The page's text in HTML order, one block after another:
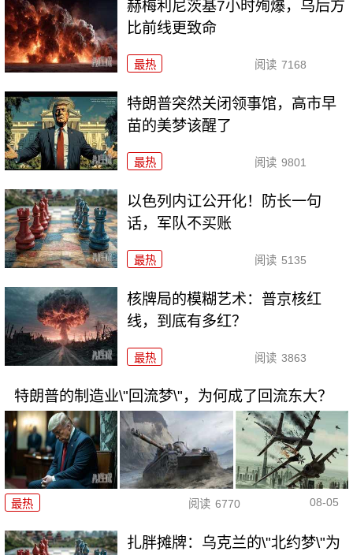
赫梅利尼茨基7小时殉爆，乌后方
比前线更致命
最热 阅读 7168
特朗普突然关闭领事馆，高市早
苗的美梦该醒了
最热 阅读 9801
以色列内讧公开化！防长一句
话，军队不买账
最热 阅读 5135
核牌局的模糊艺术：普京核红
线，到底有多红？
最热 阅读 3863
特朗普的制造业\"回流梦\"，为何成了回流东大？
最热 阅读 6770 08-05
扎胖摊牌：乌克兰的\"北约梦\"为